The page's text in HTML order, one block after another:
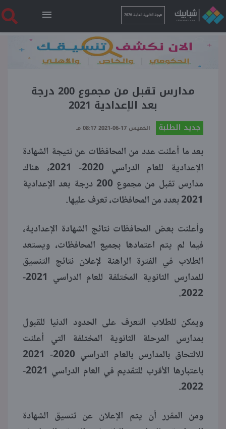
نتيجة الثانوية العامة 2026
الرئيسية
نتيجة الثانوية العامة 2026
فنجان قهوة
بوابة الطلبة
منوعات
مدارس تقبل من مجموع 200 درجة
بعد الإعدادية 2021
جديد الطلبة الخميس 17-06-2021 08:17 مـ
بعد ما أعلنت عدد من المحافظات عن نتيجة الشهادة
الإعدادية للعام الدراسي 2020- 2021، هناك
مدارس تقبل من مجموع 200 درجة بعد الإعدادية
2021 بعدد من المحافظات، تعرف عليها.
وأعلنت بعض المحافظات نتائج الشهادة الإعدادية،
فيما لم يتم اعتمادها بجميع المحافظات، ويستعد
الطلاب في الفترة الراهنة لإعلان نتائج التنسيق
للمدارس الثانوية المختلفة للعام الدراسي 2021-
2022.
ويمكن للطلاب التعرف على الحدود الدنيا للقبول
بمدارس المرحلة الثانوية المختلفة التي أعلنت
للالتحاق بالمدارس بالعام الدراسي 2020- 2021
باعتبارها الأقرب للتقديم في العام الدراسي 2021-
2022.
ومن المقرر أن يتم الإعلان عن تنسيق الشهادة